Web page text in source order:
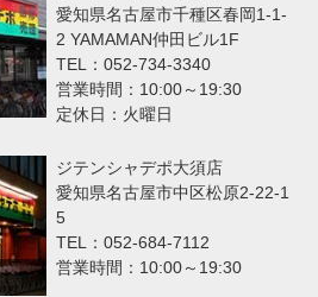
愛知県名古屋市千種区春岡1-1-
2 YAMAMAN仲田ビル1F
TEL：052-734-3340
営業時間：10:00～19:30
定休日：火曜日
ジテンシャデポ大須店
愛知県名古屋市中区松原2-22-1
5
TEL：052-684-7112
営業時間：10:00～19:30